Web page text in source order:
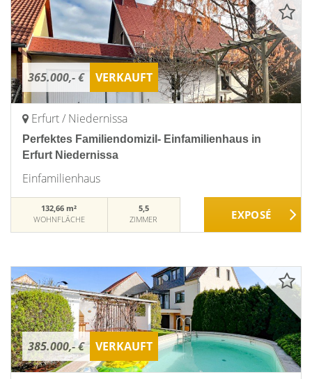
365.000,- € VERKAUFT
Erfurt / Niedernissa
Perfektes Familiendomizil- Einfamilienhaus in
Erfurt Niedernissa
Einfamilienhaus
132,66 m²
WOHNFLÄCHE
5,5
ZIMMER
385.000,- € VERKAUFT